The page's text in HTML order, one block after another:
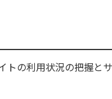
トの利用状況の把握と